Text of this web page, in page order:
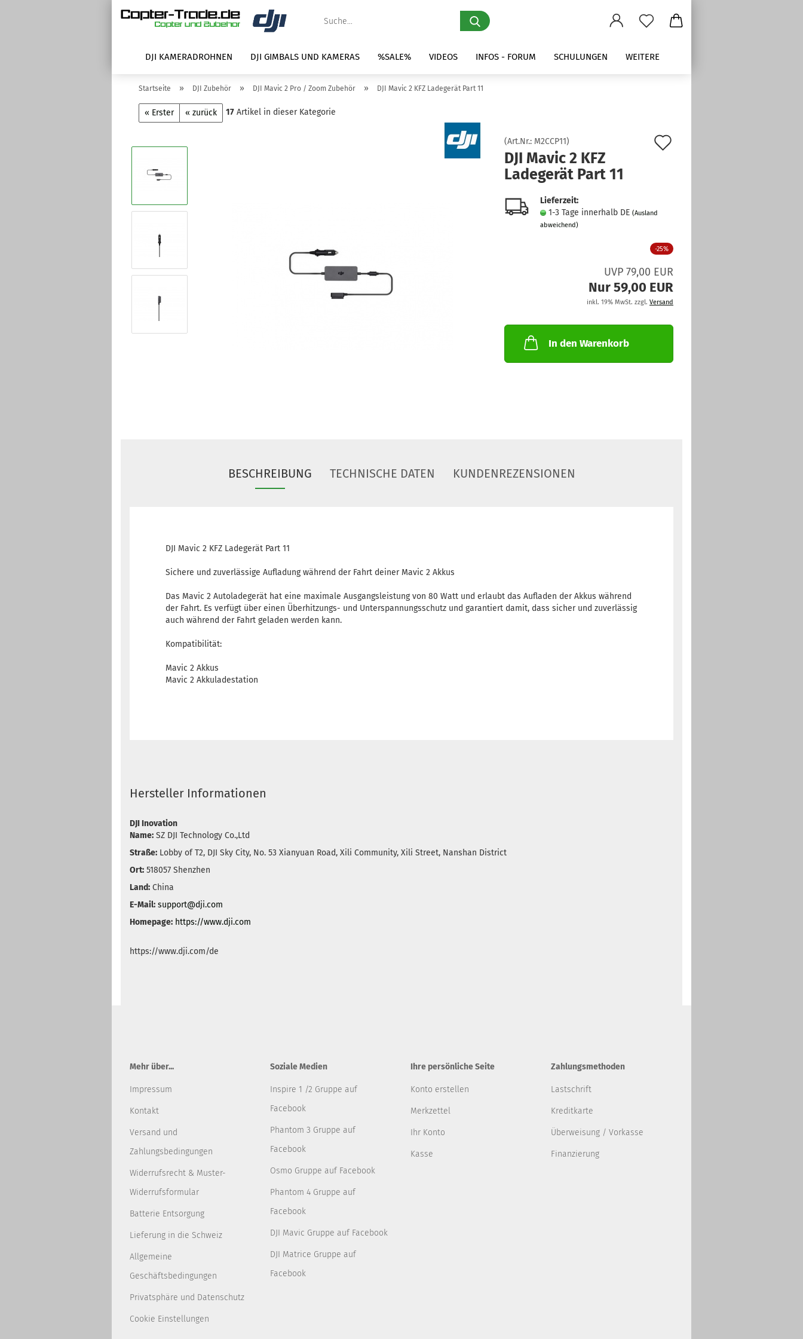
Suche...
DJI KAMERADROHNEN DJI GIMBALS UND KAMERAS %SALE% VIDEOS INFOS - FORUM SCHULUNGEN WEITERE
Startseite » DJI Zubehör » DJI Mavic 2 Pro / Zoom Zubehör » DJI Mavic 2 KFZ Ladegerät Part 11
« Erster « zurück 17 Artikel in dieser Kategorie
(Art.Nr.: M2CCP11)
DJI Mavic 2 KFZ
Ladegerät Part 11
Lieferzeit:
1-3 Tage innerhalb DE (Ausland
abweichend)
-25%
UVP 79,00 EUR
Nur 59,00 EUR
inkl. 19% MwSt. zzgl. Versand
In den Warenkorb
BESCHREIBUNG TECHNISCHE DATEN KUNDENREZENSIONEN
DJI Mavic 2 KFZ Ladegerät Part 11
Sichere und zuverlässige Aufladung während der Fahrt deiner Mavic 2 Akkus
Das Mavic 2 Autoladegerät hat eine maximale Ausgangsleistung von 80 Watt und erlaubt das Aufladen der Akkus während
der Fahrt. Es verfügt über einen Überhitzungs- und Unterspannungsschutz und garantiert damit, dass sicher und zuverlässig
auch während der Fahrt geladen werden kann.
Kompatibilität:
Mavic 2 Akkus
Mavic 2 Akkuladestation
Hersteller Informationen
DJI Inovation
Name: SZ DJI Technology Co.,Ltd
Straße: Lobby of T2, DJI Sky City, No. 53 Xianyuan Road, Xili Community, Xili Street, Nanshan District
Ort: 518057 Shenzhen
Land: China
E-Mail: support@dji.com
Homepage: https://www.dji.com
https://www.dji.com/de
Mehr über...
Impressum
Kontakt
Versand und
Zahlungsbedingungen
Widerrufsrecht & Muster-
Widerrufsformular
Batterie Entsorgung
Lieferung in die Schweiz
Allgemeine
Geschäftsbedingungen
Privatsphäre und Datenschutz
Cookie Einstellungen
Soziale Medien
Inspire 1 /2 Gruppe auf
Facebook
Phantom 3 Gruppe auf
Facebook
Osmo Gruppe auf Facebook
Phantom 4 Gruppe auf
Facebook
DJI Mavic Gruppe auf Facebook
DJI Matrice Gruppe auf
Facebook
Ihre persönliche Seite
Konto erstellen
Merkzettel
Ihr Konto
Kasse
Zahlungsmethoden
Lastschrift
Kreditkarte
Überweisung / Vorkasse
Finanzierung